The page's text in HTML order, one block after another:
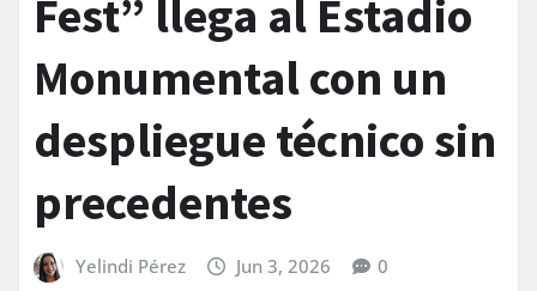
Fest” llega al Estadio
Monumental con un
despliegue técnico sin
precedentes
Yelindi Pérez Jun 3, 2026 0